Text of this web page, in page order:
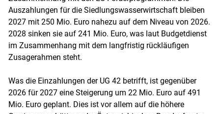
Auszahlungen für die Siedlungswasserwirtschaft bleiben
2027 mit 250 Mio. Euro nahezu auf dem Niveau von 2026.
2028 sinken sie auf 241 Mio. Euro, was laut Budgetdienst
im Zusammenhang mit dem langfristig rückläufigen
Zusagerahmen steht.
Was die Einzahlungen der UG 42 betrifft, ist gegenüber
2026 für 2027 eine Steigerung um 22 Mio. Euro auf 491
Mio. Euro geplant. Dies ist vor allem auf die höhere